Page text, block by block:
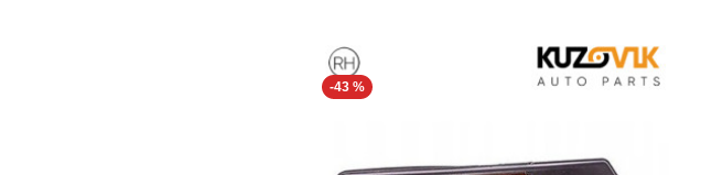
-43 %